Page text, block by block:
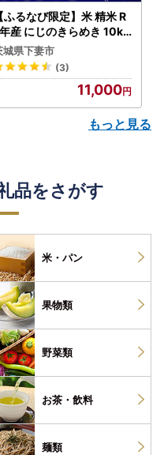
【ふるなび限定】米 精米 R
産 にじのきらめき 10kg
月 FN-Limited-PR
城県下妻市
(3)
11,000
もっと見る
品をさがす
米・パン
果物類
野菜類
お茶・ 飲料
麺類